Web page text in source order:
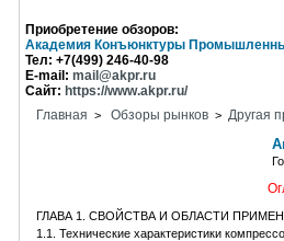
Приобретение обзоров:
Академия Конъюнктуры
Тел: +7(499) 246-40-98
E-mail: mail@akpr.ru
Сайт: https://www.akpr.ru/
Главная > Обзоры рынков > Другая
ГЛАВА 1. СВОЙСТВА И ОБЛАСТИ
1.1. Технические характеристики